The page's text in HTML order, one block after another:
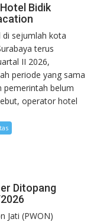
Bidik
di sejumlah kota
terus
II 2026,
periode yang sama
pemerintah belum
operator hotel
Ditopang
Jati (PWON)